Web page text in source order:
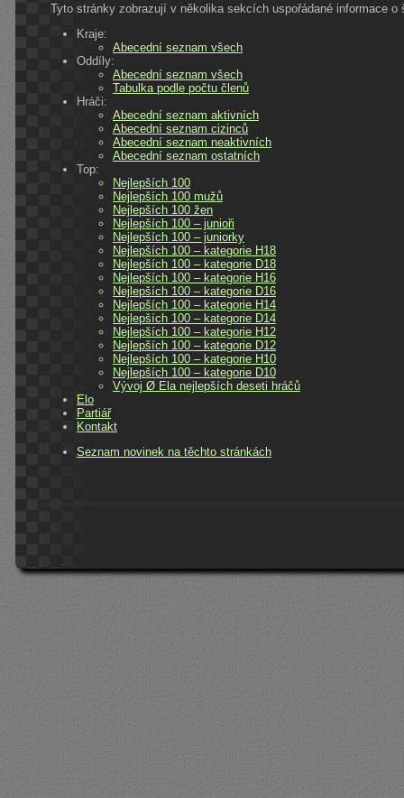
Tyto stránky zobrazují v několika sekcích uspořádané informace
Kraje:
Abecední seznam všech
Oddíly:
Abecední seznam všech
Tabulka podle počtu členů
Hráči:
Abecední seznam aktivních
Abecední seznam cizinců
Abecední seznam neaktivních
Abecední seznam ostatních
Top:
Nejlepších 100
Nejlepších 100 mužů
Nejlepších 100 žen
Nejlepších 100 – junioři
Nejlepších 100 – juniorky
Nejlepších 100 – kategorie H18
Nejlepších 100 – kategorie D18
Nejlepších 100 – kategorie H16
Nejlepších 100 – kategorie D16
Nejlepších 100 – kategorie H14
Nejlepších 100 – kategorie D14
Nejlepších 100 – kategorie H12
Nejlepších 100 – kategorie D12
Nejlepších 100 – kategorie H10
Nejlepších 100 – kategorie D10
Vývoj Ø Ela nejlepších deseti hráčů
Elo
Partiář
Kontakt
Seznam novinek na těchto stránkách